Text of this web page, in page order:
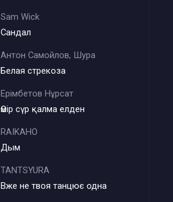
Sam Wick
Сандал
Антон Самойлов, Шура
Белая стрекоза
Ерімбетов Нұрсат
Өмір сүр қалма елден
RAIKAHO
Дым
TANTSYURA
Вже не твоя танцює одна